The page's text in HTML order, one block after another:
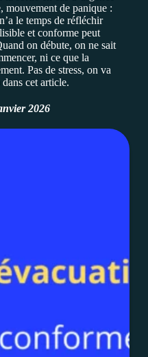
mouvement de panique :
le temps de réfléchir
et conforme peut
on débute, on ne sait
ni ce que la
Pas de stress, on va
cet article.
2026